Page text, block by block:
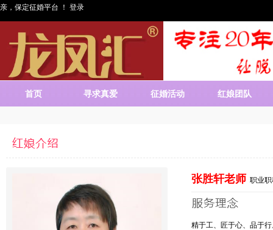
亲，保定征婚平台 ！ 登录
首页 寻求真爱 征婚活动 红娘团队
张胜轩老师 职业
精于工、匠于心、品于